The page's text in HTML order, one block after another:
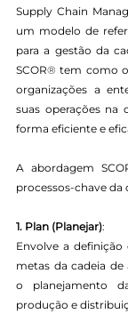
Supply Chain
um modelo de
para a gestão da
SCOR® tem como
organizações a
suas operações na
forma eficiente e
A abordagem
processos-chave da
1. Plan (Planejar):
Envolve a definição
metas da cadeia
o planejamento
produção e